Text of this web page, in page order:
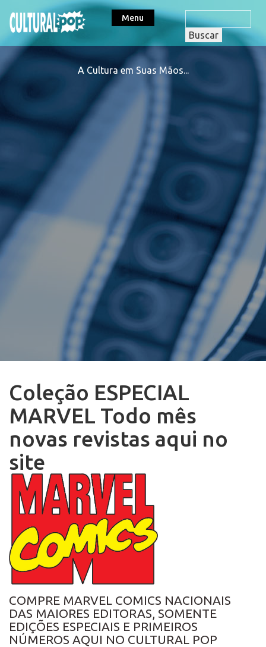
Menu
A Cultura em Suas Mãos...
Coleção ESPECIAL
MARVEL Todo mês
novas revistas aqui no
site
COMPRE MARVEL COMICS NACIONAIS
DAS MAIORES EDITORAS, SOMENTE
EDIÇÕES ESPECIAIS E PRIMEIROS
NÚMEROS AQUI NO CULTURAL POP